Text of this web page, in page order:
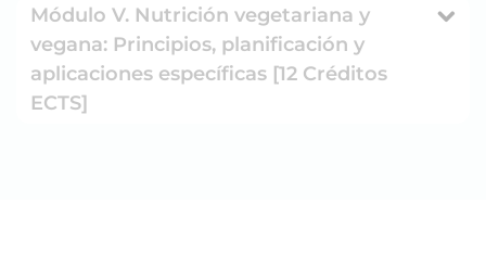
Módulo V. Nutrición vegetariana y
vegana: Principios, planificación y
aplicaciones específicas [12 Créditos
ECTS]